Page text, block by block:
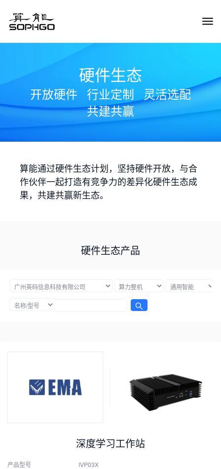
硬件生态
开放硬件 行业定制
灵活选配
共建共赢
算能通过硬件生态计划，坚持硬件开放，与合
作伙伴一起打造有竞争力的差异化硬件生态成
果，共建共赢新生态。
硬件生态产品
深度学习工作站
产品型号
IVP03X